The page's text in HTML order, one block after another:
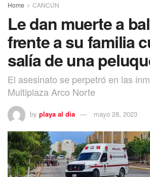
Home CANCÚN
Le dan muerte a
frente a su familia
salía de una
El asesinato se perpetró en las
Multiplaza Arco Norte
by playa al dia mayo 28, 2023